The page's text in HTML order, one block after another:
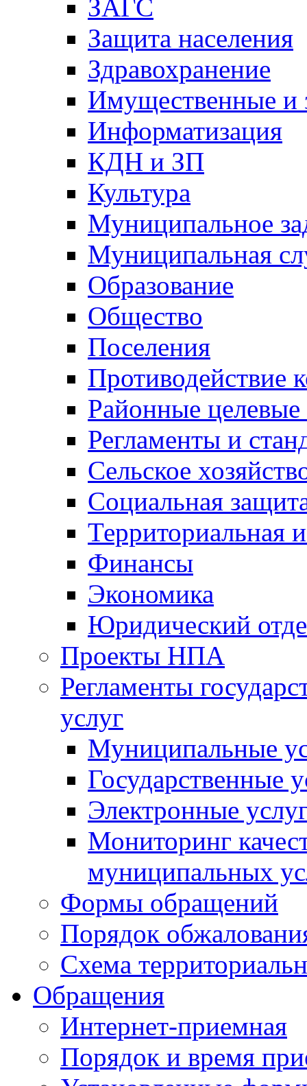
ЗАГС
Защита населения
Здравохранение
Имущественные и
Информатизация
КДН и ЗП
Культура
Муниципальное
Муниципальная
Образование
Общество
Поселения
Противодействие
Районные
Регламенты и
Сельское
Социальная
Территориальная
Финансы
Экономика
Юридический
Проекты НПА
Регламенты
услуг
Муниципальные
Государственные
Электронные
Мониторинг
муниципальных
Формы обращений
Порядок
Схема
Обращения
Интернет-приемная
Порядок и время